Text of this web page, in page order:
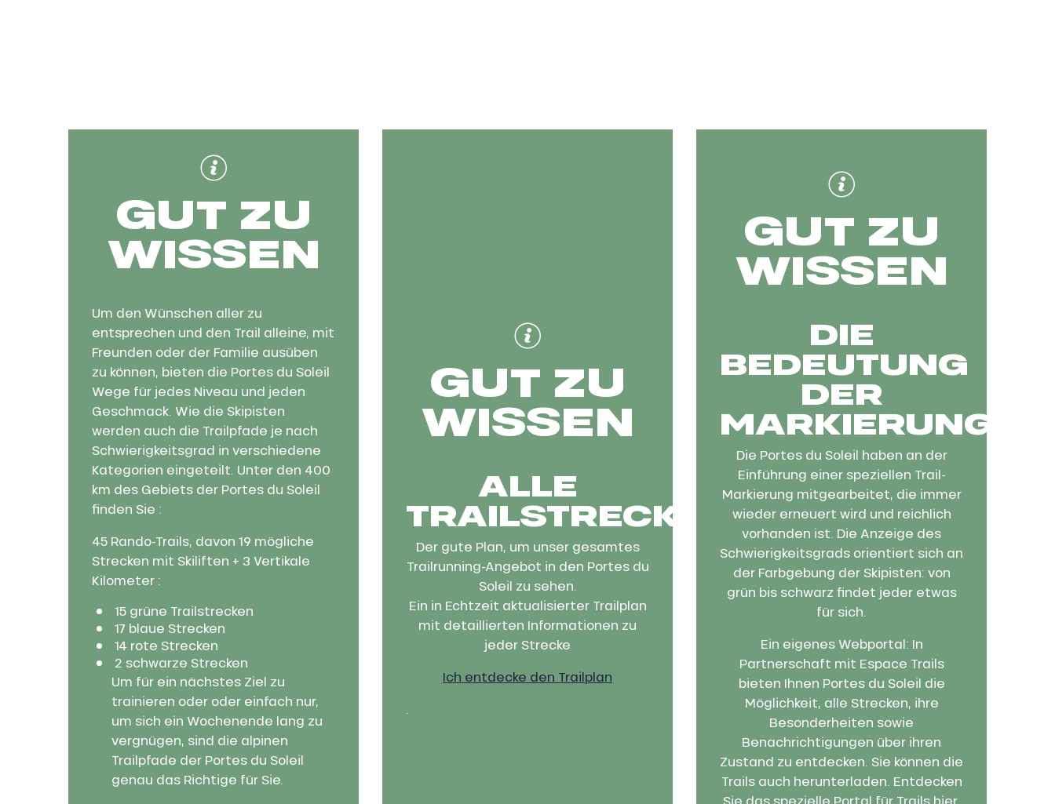
GUT ZU
WISSEN
Um den Wünschen aller zu
entsprechen und den Trail alleine, mit
Freunden oder der Familie ausüben
zu können, bieten die Portes du Soleil
Wege für jedes Niveau und jeden
Geschmack. Wie die Skipisten
werden auch die Trailpfade je nach
Schwierigkeitsgrad in verschiedene
Kategorien eingeteilt. Unter den 400
km des Gebiets der Portes du Soleil
finden Sie :
45 Rando-Trails, davon 19 mögliche
Strecken mit Skiliften + 3 Vertikale
Kilometer :
15 grüne Trailstrecken
17 blaue Strecken
14 rote Strecken
2 schwarze Strecken
Um für ein nächstes Ziel zu
trainieren oder oder einfach nur,
um sich ein Wochenende lang zu
vergnügen, sind die alpinen
Trailpfade der Portes du Soleil
genau das Richtige für Sie.
GUT ZU
WISSEN
ALLE
TRAILSTRECKEN!
Der gute Plan, um unser gesamtes
Trailrunning-Angebot in den Portes du
Soleil zu sehen.
Ein in Echtzeit aktualisierter Trailplan
mit detaillierten Informationen zu
jeder Strecke
Ich entdecke den Trailplan
GUT ZU
WISSEN
DIE
BEDEUTUNG
DER
MARKIERUNG!
Die Portes du Soleil haben an der
Einführung einer speziellen Trail-
Markierung mitgearbeitet, die immer
wieder erneuert wird und reichlich
vorhanden ist. Die Anzeige des
Schwierigkeitsgrads orientiert sich an
der Farbgebung der Skipisten: von
grün bis schwarz findet jeder etwas
für sich.
Ein eigenes Webportal: In
Partnerschaft mit Espace Trails
bieten Ihnen Portes du Soleil die
Möglichkeit, alle Strecken, ihre
Besonderheiten sowie
Benachrichtigungen über ihren
Zustand zu entdecken. Sie können die
Trails auch herunterladen. Entdecken
Sie das spezielle Portal für Trails hier.